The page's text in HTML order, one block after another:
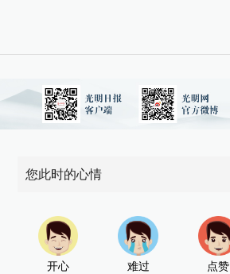
您此时的心情
开心 难过 点赞